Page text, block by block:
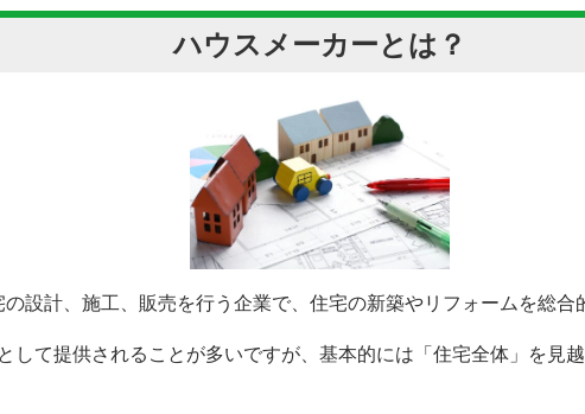
ハウスメーカーとは？
設計、施工、販売を行う企業で、住宅の新築やリフォームを総合
して提供されることが多いですが、基本的には「住宅全体」を見